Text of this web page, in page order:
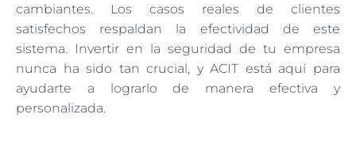
cambiantes. Los casos reales de clientes
satisfechos respaldan la efectividad de este
sistema. Invertir en la seguridad de tu empresa
nunca ha sido tan crucial, y ACIT está aquí para
ayudarte a lograrlo de manera efectiva y
personalizada.